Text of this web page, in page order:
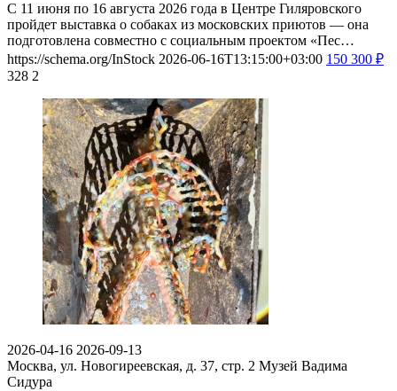
С 11 июня по 16 августа 2026 года в Центре Гиляровского
пройдет выставка о собаках из московских приютов — она
подготовлена совместно с социальным проектом «Пес…
https://schema.org/InStock 2026-06-16T13:15:00+03:00 150 300 ₽
328 2
2026-04-16 2026-09-13
Москва, ул. Новогиреевская, д. 37, стр. 2 Музей Вадима
Сидура